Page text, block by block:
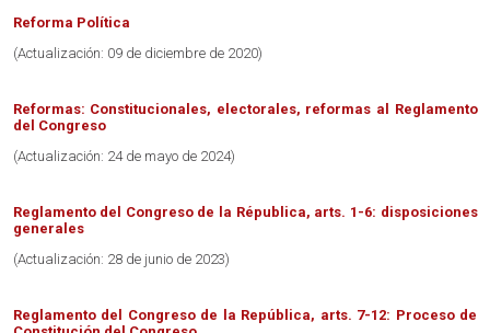
Reforma Política
(Actualización: 09 de diciembre de 2020)
Reformas: Constitucionales, electorales, reformas al Reglamento
del Congreso
(Actualización: 24 de mayo de 2024)
Reglamento del Congreso de la Républica, arts. 1-6: disposiciones
generales
(Actualización: 28 de junio de 2023)
Reglamento del Congreso de la República, arts. 7-12: Proceso de